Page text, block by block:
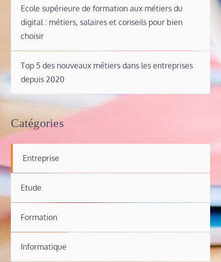
Ecole supérieure de formation aux métiers du
digital : métiers, salaires et conseils pour bien
choisir
Top 5 des nouveaux métiers dans les entreprises
depuis 2020
Catégories
Entreprise
Etude
Formation
Informatique